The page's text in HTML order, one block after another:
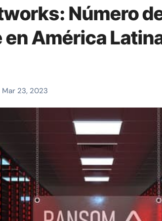
Número
América
Mar 23, 2023